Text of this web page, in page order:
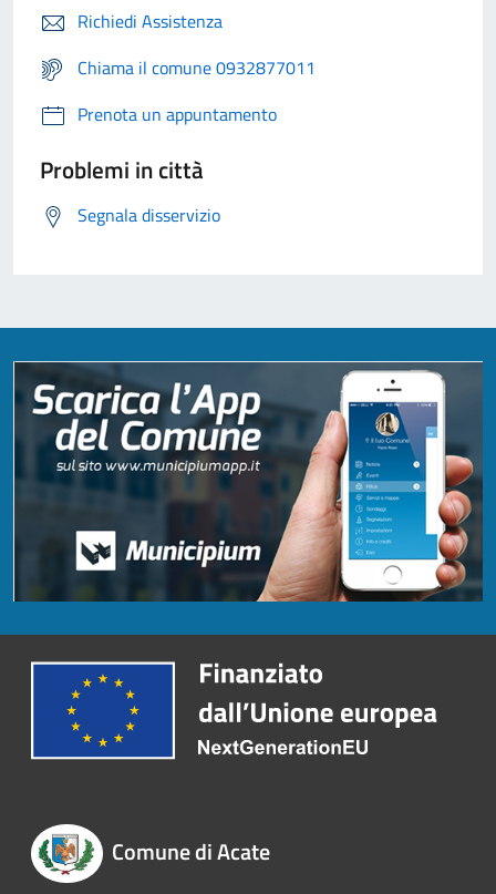
Richiedi Assistenza
Chiama il comune 0932877011
Prenota un appuntamento
Problemi in città
Segnala disservizio
Comune di Acate